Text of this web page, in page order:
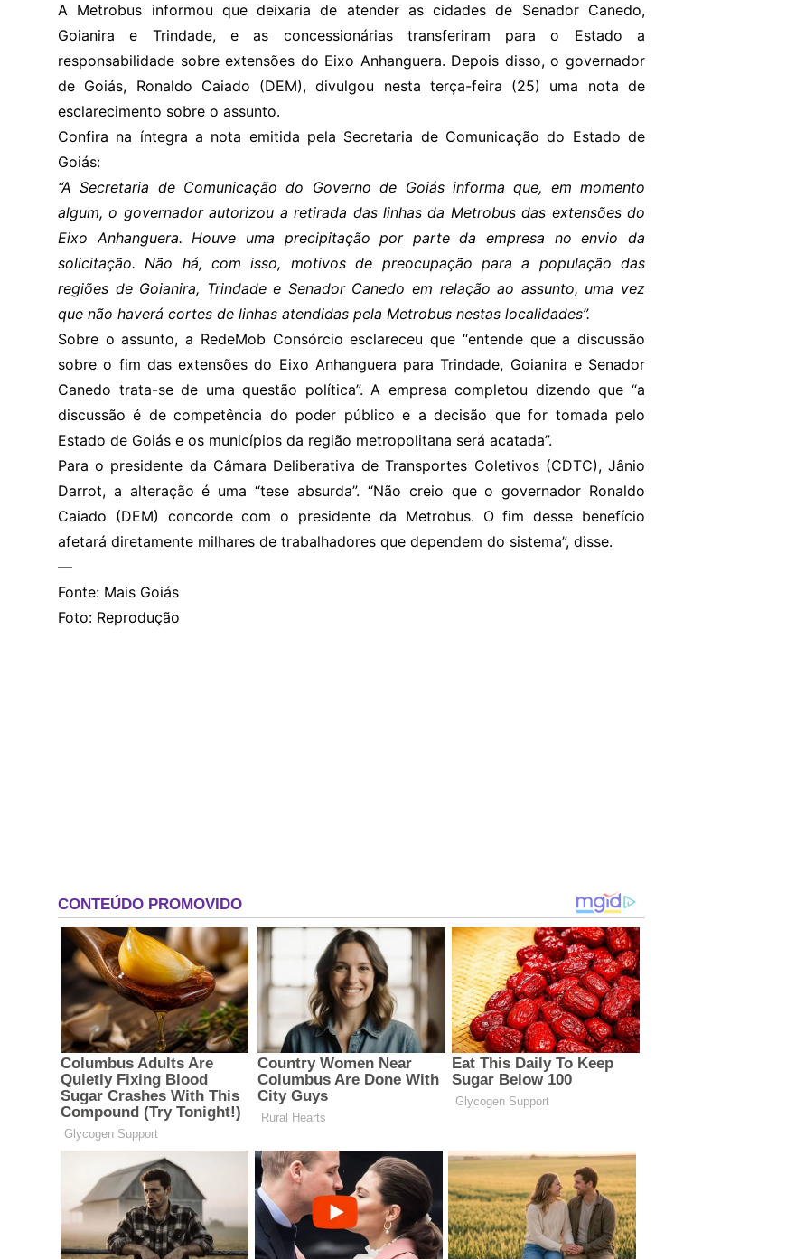
A Metrobus informou que deixaria de atender as cidades de Senador Canedo,
Goianira e Trindade, e as concessionárias transferiram para o Estado a
responsabilidade sobre extensões do Eixo Anhanguera. Depois disso, o governador
de Goiás, Ronaldo Caiado (DEM), divulgou nesta terça-feira (25) uma nota de
esclarecimento sobre o assunto.
Confira na íntegra a nota emitida pela Secretaria de Comunicação do Estado de
Goiás:
“A Secretaria de Comunicação do Governo de Goiás informa que, em momento
algum, o governador autorizou a retirada das linhas da Metrobus das extensões do
Eixo Anhanguera. Houve uma precipitação por parte da empresa no envio da
solicitação. Não há, com isso, motivos de preocupação para a população das
regiões de Goianira, Trindade e Senador Canedo em relação ao assunto, uma vez
que não haverá cortes de linhas atendidas pela Metrobus nestas localidades”.
Sobre o assunto, a RedeMob Consórcio esclareceu que “entende que a discussão
sobre o fim das extensões do Eixo Anhanguera para Trindade, Goianira e Senador
Canedo trata-se de uma questão política”. A empresa completou dizendo que “a
discussão é de competência do poder público e a decisão que for tomada pelo
Estado de Goiás e os municípios da região metropolitana será acatada”.
Para o presidente da Câmara Deliberativa de Transportes Coletivos (CDTC), Jânio
Darrot, a alteração é uma “tese absurda”. “Não creio que o governador Ronaldo
Caiado (DEM) concorde com o presidente da Metrobus. O fim desse benefício
afetará diretamente milhares de trabalhadores que dependem do sistema”, disse.
—
Fonte: Mais Goiás
Foto: Reprodução